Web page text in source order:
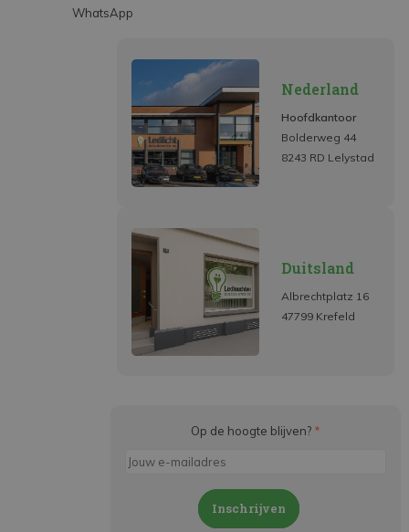
WhatsApp
Nederland
Hoofdkantoor
Bolderweg 44
8243 RD Lelystad
Duitsland
Albrechtplatz 16
47799 Krefeld
Op de hoogte blijven? *
Inschrijven